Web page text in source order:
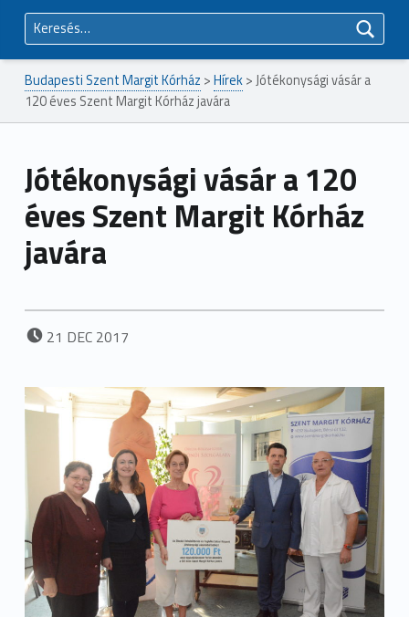
Keresés:
Budapesti Szent Margit Kórház >Hírek>Jótékonysági vásár a
120 éves Szent Margit Kórház javára
Jótékonysági vásár a 120
éves Szent Margit Kórház
javára
POSTED ON:
21 DEC 2017